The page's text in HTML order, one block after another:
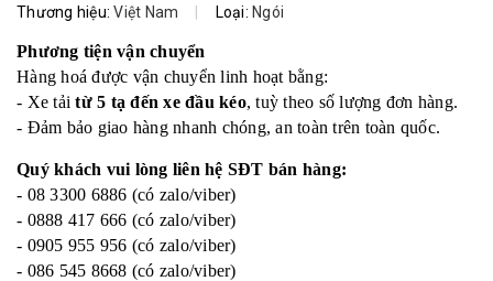
Thương hiệu:Việt Nam | Loại: Ngói
Phương tiện vận chuyển
Hàng hoá được vận chuyển linh hoạt bằng:
- Xe tảitừ 5 tạ đến xe đầu kéo, tuỳ theo số lượng đơn hàng.
- Đảm bảo giao hàng nhanh chóng, an toàn trên toàn quốc.
Quý khách vui lòng liên hệ SĐT bán hàng:
- 08 3300 6886 (có zalo/viber)
- 0888 417 666 (có zalo/viber)
- 0905 955 956 (có zalo/viber)
- 086 545 8668 (có zalo/viber)